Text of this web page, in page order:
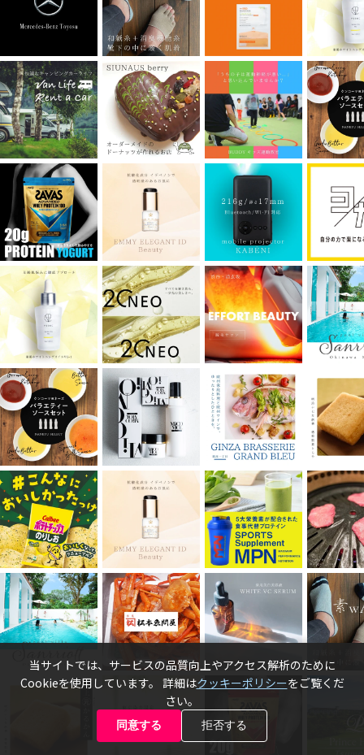
当サイトでは、サービスの品質向上やアクセス解析のために
Cookieを使用しています。 詳細はクッキーポリシーをご覧くだ
さい。
同意する 拒否する